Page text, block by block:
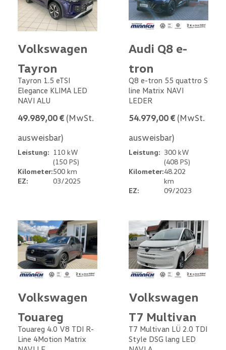
Volkswagen
Tayron
Tayron 1.5 eTSI
Elegance KLIMA LED
NAVI ALU
49.989,00 € (MwSt.
ausweisbar)
Leistung: 110 kW
(150 PS)
Kilometer:500 km
EZ:
03/2025
Audi Q8 e-
tron
Q8 e-tron 55 quattro S
line Matrix NAVI
LEDER
54.979,00 € (MwSt.
ausweisbar)
Leistung: 300 kW
(408 PS)
Kilometer:48.202
km
EZ:
09/2023
Volkswagen
Touareg
Touareg 4.0 V8 TDI R-
Line 4Motion Matrix
Volkswagen
T7 Multivan
T7 Multivan LÜ 2.0 TDI
Style DSG lang LED